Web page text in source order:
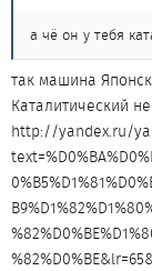
а чё он у тебя
так машина
Каталитический
http://yandex.ru/